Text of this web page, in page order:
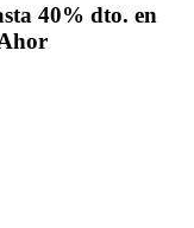
40% dto. en